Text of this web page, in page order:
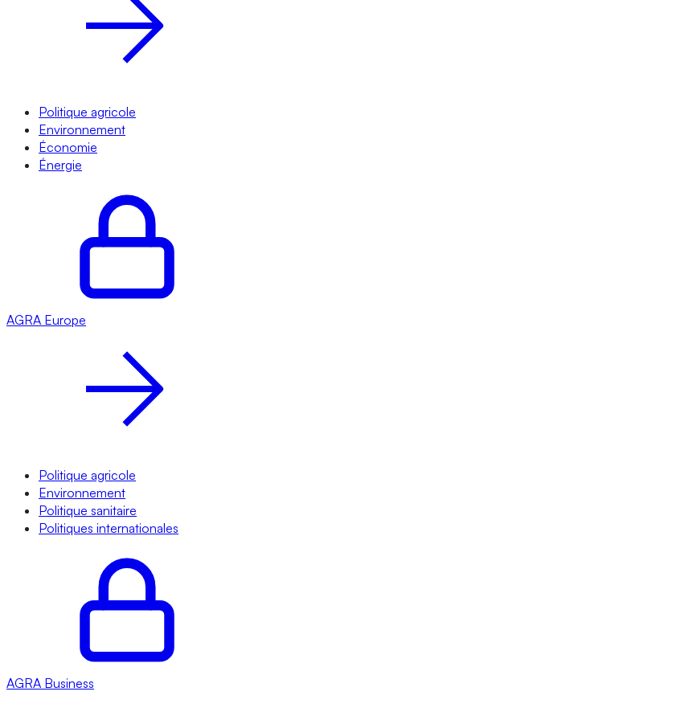
Politique agricole
Environnement
Économie
Énergie
AGRA Europe
Politique agricole
Environnement
Politique sanitaire
Politiques internationales
AGRA Business